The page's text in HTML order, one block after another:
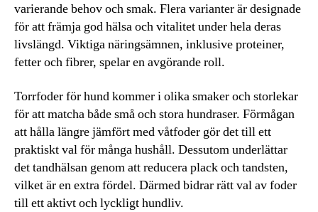
varierande behov och smak. Flera varianter är designade
för att främja god hälsa och vitalitet under hela deras
livslängd. Viktiga näringsämnen, inklusive proteiner,
fetter och fibrer, spelar en avgörande roll.
Torrfoder för hund kommer i olika smaker och storlekar
för att matcha både små och stora hundraser. Förmågan
att hålla längre jämfört med våtfoder gör det till ett
praktiskt val för många hushåll. Dessutom underlättar
det tandhälsan genom att reducera plack och tandsten,
vilket är en extra fördel. Därmed bidrar rätt val av foder
till ett aktivt och lyckligt hundliv.